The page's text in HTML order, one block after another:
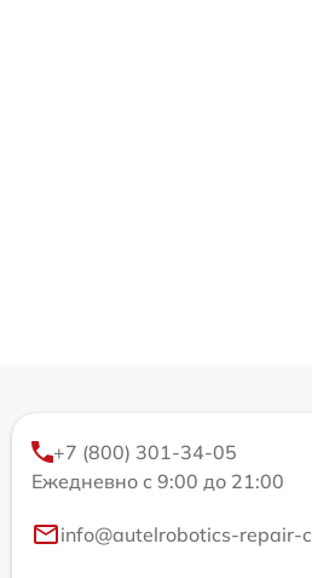
+7 (800) 301-34-05
Ежедневно с 9:00 до 21:00
info@autelrobotics-repair-